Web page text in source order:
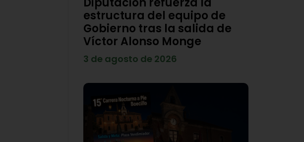
estructura del equipo de
Gobierno tras la salida de
Víctor Alonso Monge
3 de agosto de 2026